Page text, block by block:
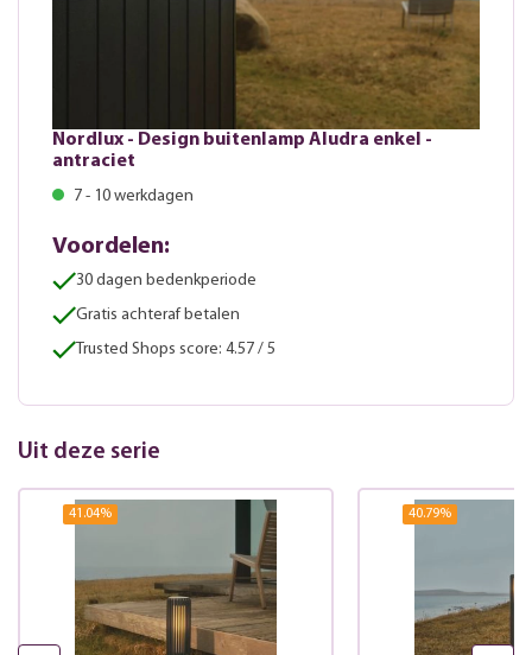
Nordlux - Design buitenlamp Aludra enkel -
antraciet
7 - 10 werkdagen
Voordelen:
30 dagen bedenkperiode
Gratis achteraf betalen
Trusted Shops score: 4.57 / 5
Uit deze serie
41.04% 40.79%